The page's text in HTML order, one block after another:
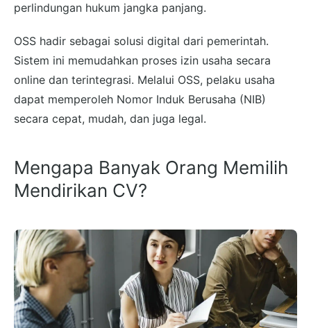
perlindungan hukum jangka panjang.
OSS hadir sebagai solusi digital dari pemerintah.
Sistem ini memudahkan proses izin usaha secara
online dan terintegrasi. Melalui OSS, pelaku usaha
dapat memperoleh Nomor Induk Berusaha (NIB)
secara cepat, mudah, dan juga legal.
Mengapa Banyak Orang Memilih
Mendirikan CV?